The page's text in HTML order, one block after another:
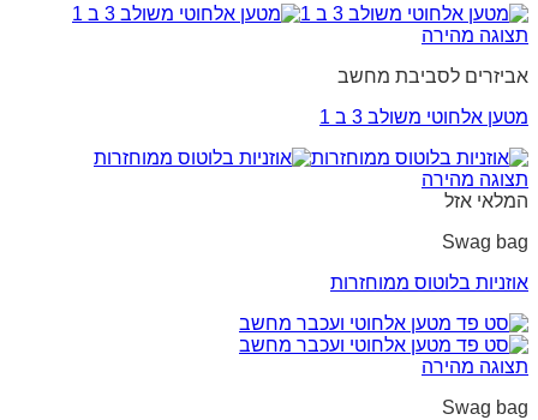
תצוגה מהירה
אביזרים לסביבת מחשב
מטען אלחוטי משולב 3 ב 1
תצוגה מהירה
המלאי אזל
Swag bag
אוזניות בלוטוס ממוחזרות
תצוגה מהירה
Swag bag